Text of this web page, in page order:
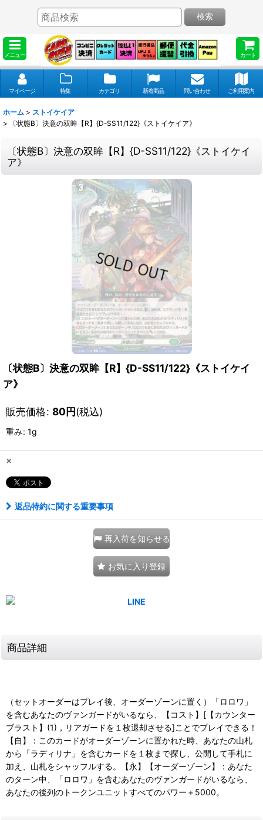
メニュー カート
検索
マイページ 特集 カテゴリ 新着商品 問い合わせ ご利用案内
ホーム > ストイケイア
>
〔状態B〕決意の双眸【R】{D-SS11/122}《ストイケイア》
〔状態B〕決意の双眸【R】{D-SS11/122}《ストイケイ
ア》
〔状態B〕決意の双眸【R】{D-SS11/122}《ストイケイ
ア》
販売価格: 80円(税込)
重み: 1g
×
返品特約に関する重要事項
再入荷を知らせる
お気に入り登録
商品詳細
（セットオーダーはプレイ後、オーダーゾーンに置く）「ロロワ」
を含むあなたのヴァンガードがいるなら、【コスト】[【カウンター
ブラスト】(1)，リアガードを１枚退却させる]ことでプレイできる！
【自】：このカードがオーダーゾーンに置かれた時、あなたの山札
から「ラディリナ」を含むカードを１枚まで探し、公開して手札に
加え、山札をシャッフルする。【永】【オーダーゾーン】：あなた
のターン中、「ロロワ」を含むあなたのヴァンガードがいるなら、
あなたの後列のトークンユニットすべてのパワー＋5000。